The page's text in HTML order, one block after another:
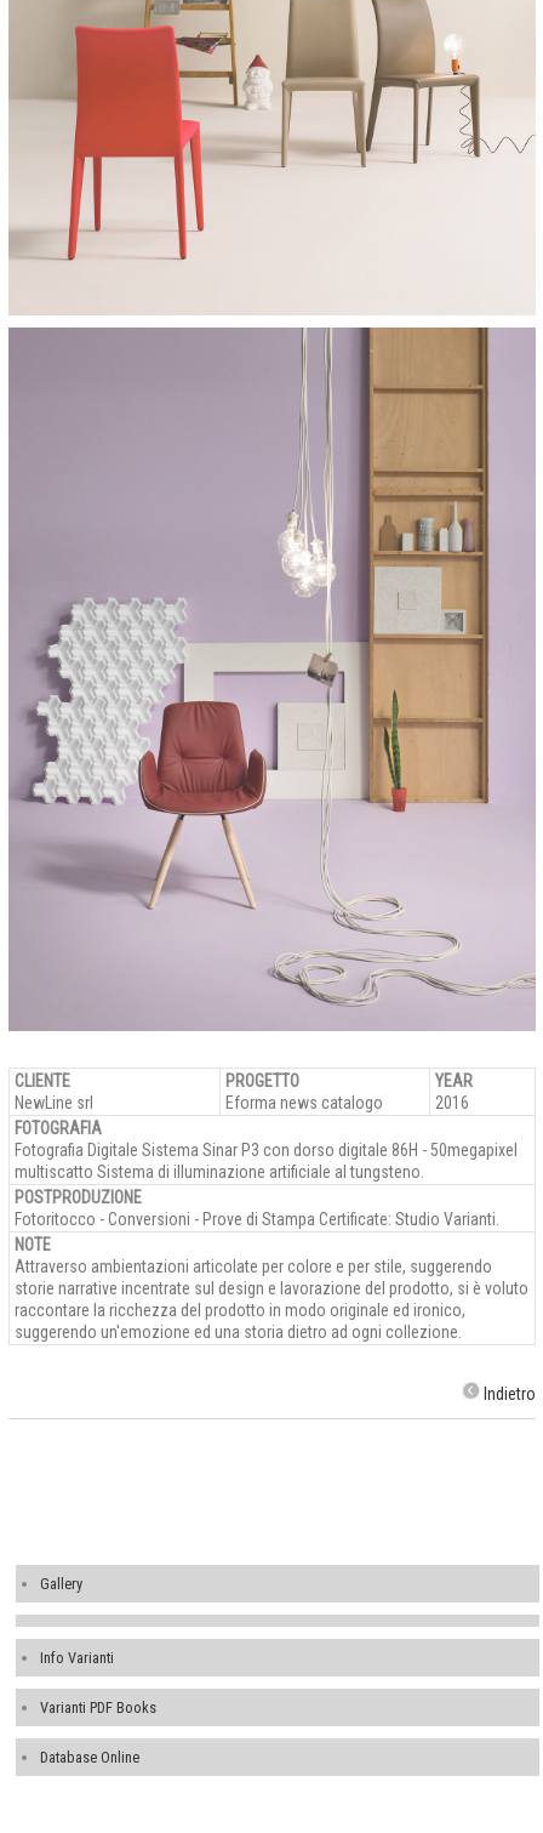
CLIENTE
NewLine srl
PROGETTO
Eforma news catalogo
YEAR
2016
FOTOGRAFIA
Fotografia Digitale Sistema Sinar P3 con dorso digitale 86H - 50megapixel
multiscatto Sistema di illuminazione artificiale al tungsteno.
POSTPRODUZIONE
Fotoritocco - Conversioni - Prove di Stampa Certificate: Studio Varianti.
NOTE
Attraverso ambientazioni articolate per colore e per stile, suggerendo
storie narrative incentrate sul design e lavorazione del prodotto, si è voluto
raccontare la ricchezza del prodotto in modo originale ed ironico,
suggerendo un'emozione ed una storia dietro ad ogni collezione.
Indietro
Gallery
Info Varianti
Varianti PDF Books
Database Online